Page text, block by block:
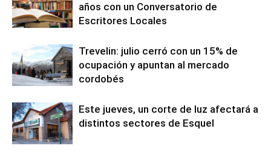
años con un Conversatorio de
Escritores Locales
Trevelin: julio cerró con un 15% de
ocupación y apuntan al mercado
cordobés
Este jueves, un corte de luz afectará a
distintos sectores de Esquel